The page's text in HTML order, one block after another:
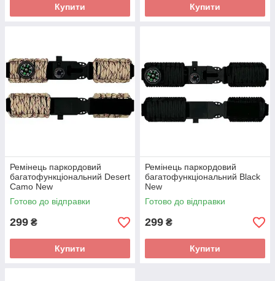
Купити Купити
Ремінець паркордовий
багатофункціональний Desert
Camo New
Готово до відправки
299 ₴
Купити
Ремінець паркордовий
багатофункціональний Black
New
Готово до відправки
299 ₴
Купити